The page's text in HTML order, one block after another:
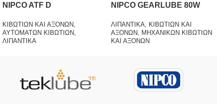
NIPCO ATF D
ΚΙΒΩΤΙΩΝ ΚΑΙ ΑΞΟΝΩΝ,
ΑΥΤΟΜΑΤΩΝ ΚΙΒΩΤΙΩΝ,
ΛΙΠΑΝΤΙΚΑ
NIPCO GEARLUBE 80W
ΛΙΠΑΝΤΙΚΑ, ΚΙΒΩΤΙΩΝ ΚΑΙ
ΑΞΟΝΩΝ, ΜΗΧΑΝΙΚΩΝ ΚΙΒΩΤΙΩΝ
ΚΑΙ ΑΞΟΝΩΝ